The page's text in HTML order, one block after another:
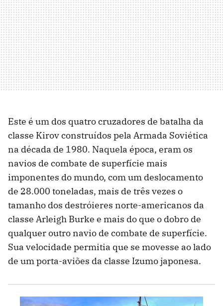
Este é um dos quatro cruzadores de batalha da
classe Kirov construídos pela Armada Soviética
na década de 1980. Naquela época, eram os
navios de combate de superfície mais
imponentes do mundo, com um deslocamento
de 28.000 toneladas, mais de três vezes o
tamanho dos destróieres norte-americanos da
classe Arleigh Burke e mais do que o dobro de
qualquer outro navio de combate de superfície.
Sua velocidade permitia que se movesse ao lado
de um porta-aviões da classe Izumo japonesa.